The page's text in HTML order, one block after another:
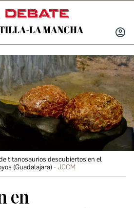
INICIAR
titanosaurios descubiertos en el
(Guadalajara)
JCCM
en